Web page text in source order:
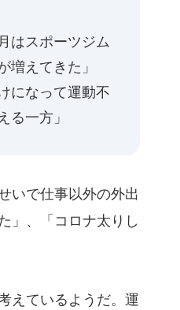
はスポーツジム
増えてきた」
になって運動不
る一方」
いで仕事以外の外出
」、「コロナ太りし
えているようだ。運